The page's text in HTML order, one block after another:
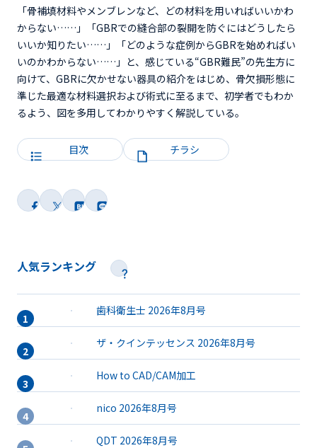
「骨補填材料やメンブレンなど、どの材料を用いればいいかわ
からない……」「GBRでの縫合部の裂開を防ぐにはどうしたら
いいか知りたい……」「どのような症例からGBRを始めればい
いのかわからない……」と、感じている“GBR難民”の先生方に
向けて、GBRに欠かせない器具の紹介をはじめ、骨欠損形態に
準じた最適な材料選択および術式に至るまで、初学者でもわか
るよう、図を多用してわかりやすく解説している。
目次 チラシ
人気ランキング
歯科衛生士 2026年8月号
ザ・クインテッセンス 2026年8月号
How to CAD/CAM加工
nico 2026年8月号
QDT 2026年8月号